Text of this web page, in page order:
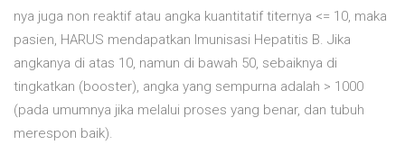
nya juga non reaktif atau angka kuantitatif titernya <= 10, maka
pasien, HARUS mendapatkan Imunisasi Hepatitis B. Jika
angkanya di atas 10, namun di bawah 50, sebaiknya di
tingkatkan (booster), angka yang sempurna adalah > 1000
(pada umumnya jika melalui proses yang benar, dan tubuh
merespon baik).